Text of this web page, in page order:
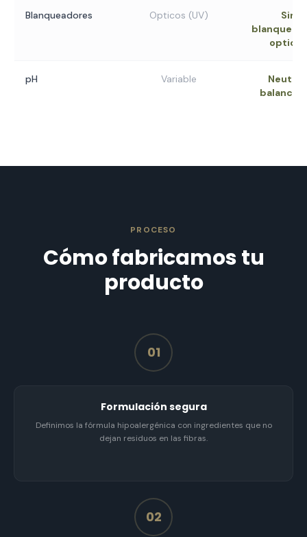
Blanqueadores Opticos (UV)
Sin
opticos
pH Variable
Neutro
PROCESO
Cómo fabricamos tu
producto
01
Formulación segura
Definimos la fórmula hipoalergénica con ingredientes que no
dejan residuos en las fibras.
02